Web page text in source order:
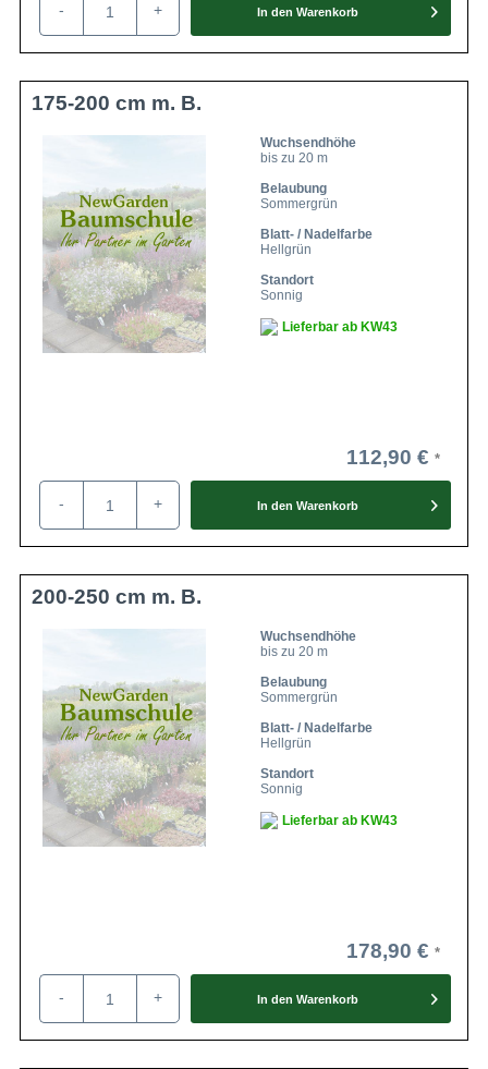
- + In den Warenkorb
175-200 cm m. B.
Wuchsendhöhe
bis zu 20 m
Belaubung
Sommergrün
Blatt- / Nadelfarbe
Hellgrün
Standort
Sonnig
Lieferbar ab KW43
112,90 €
- + In den Warenkorb
200-250 cm m. B.
Wuchsendhöhe
bis zu 20 m
Belaubung
Sommergrün
Blatt- / Nadelfarbe
Hellgrün
Standort
Sonnig
Lieferbar ab KW43
178,90 €
- + In den Warenkorb